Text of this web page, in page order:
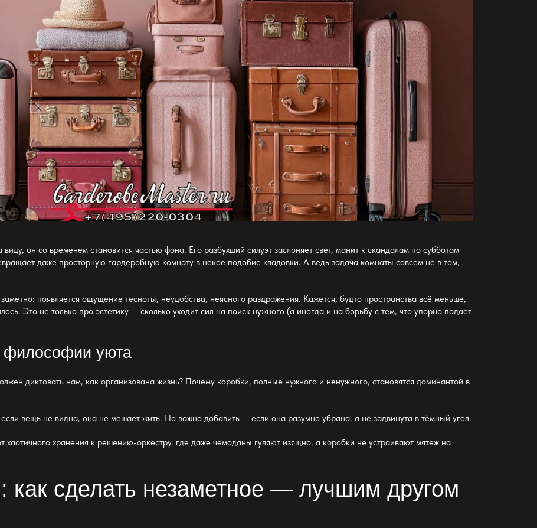
он со временем становится частью фона. Его разбухший силуэт заслоняет свет, манит к скандалам по субботам
даже просторную гардеробную комнату в некое подобие кладовки. А ведь задача комнаты совсем не в том,
появляется ощущение тесноты, неудобства, неясного раздражения. Кажется, будто пространства всё меньше,
Это не только про эстетику— сколько уходит сил на поиск нужного (а иногда и на борьбу с тем, что упорно падает
философии уюта
диктовать нам, как организована жизнь? Почему коробки, полные нужного и ненужного, становятся доминантой в
если вещь не видна, она не мешает жить. Но важно добавить — если она разумно убрана, а не задвинута в тёмный угол.
хаотичногохранения к решению-оркестру, где даже чемоданы гуляют изящно, а коробки не устраивают мятеж на
как сделать незаметное — лучшим другом